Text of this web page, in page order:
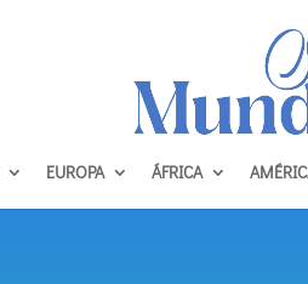
EUROPA ÁFRICA